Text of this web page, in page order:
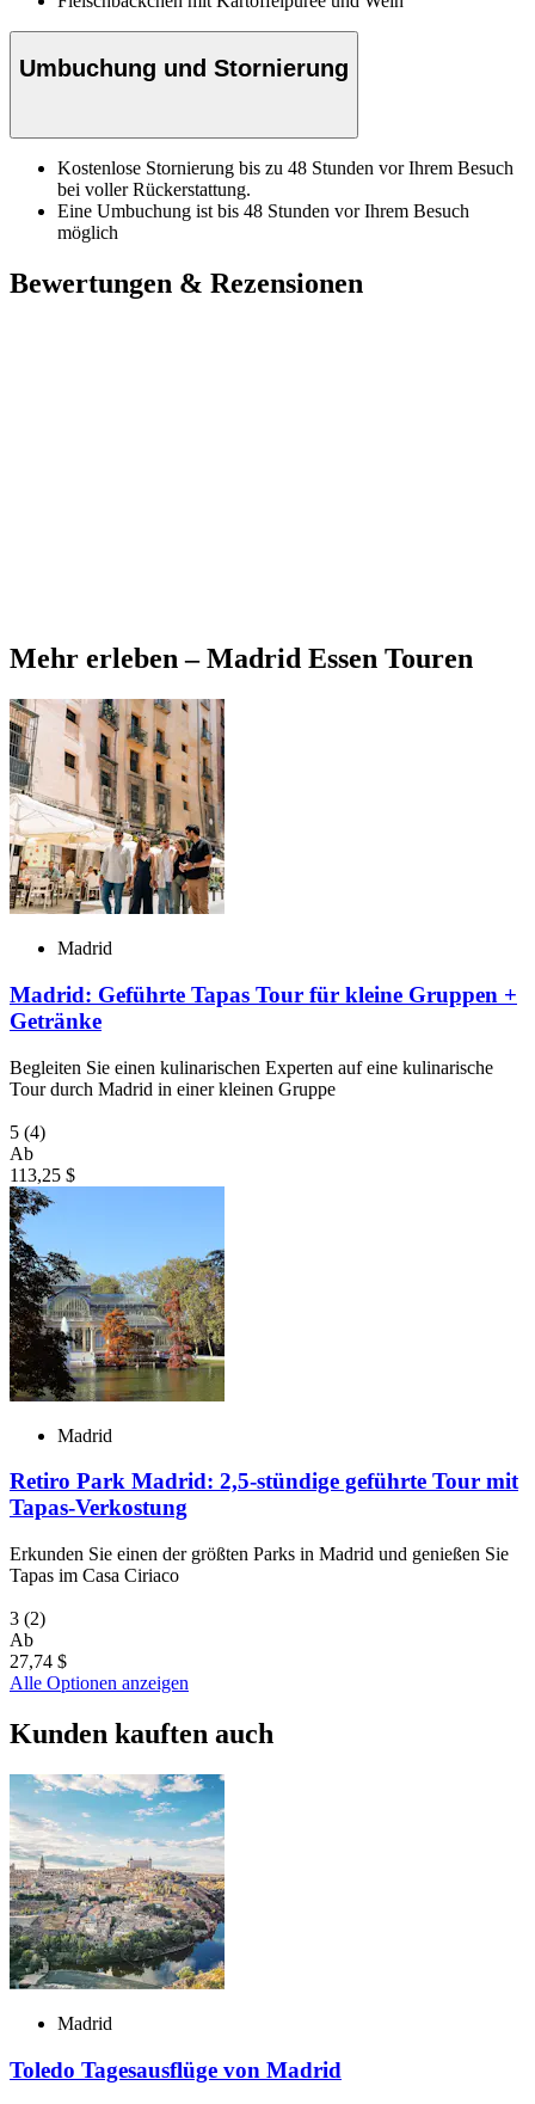
Umbuchung und Stornierung
Kostenlose Stornierung bis zu 48 Stunden vor Ihrem Besuch
bei voller Rückerstattung.
Eine Umbuchung ist bis 48 Stunden vor Ihrem Besuch
möglich
Bewertungen & Rezensionen
Mehr erleben – Madrid Essen Touren
Madrid
Madrid: Geführte Tapas Tour für kleine Gruppen +
Getränke
Begleiten Sie einen kulinarischen Experten auf eine kulinarische
Tour durch Madrid in einer kleinen Gruppe
5 (4)
Ab
113,25 $
Madrid
Retiro Park Madrid: 2,5-stündige geführte Tour mit
Tapas-Verkostung
Erkunden Sie einen der größten Parks in Madrid und genießen Sie
Tapas im Casa Ciriaco
3 (2)
Ab
27,74 $
Alle Optionen anzeigen
Kunden kauften auch
Madrid
Toledo Tagesausflüge von Madrid